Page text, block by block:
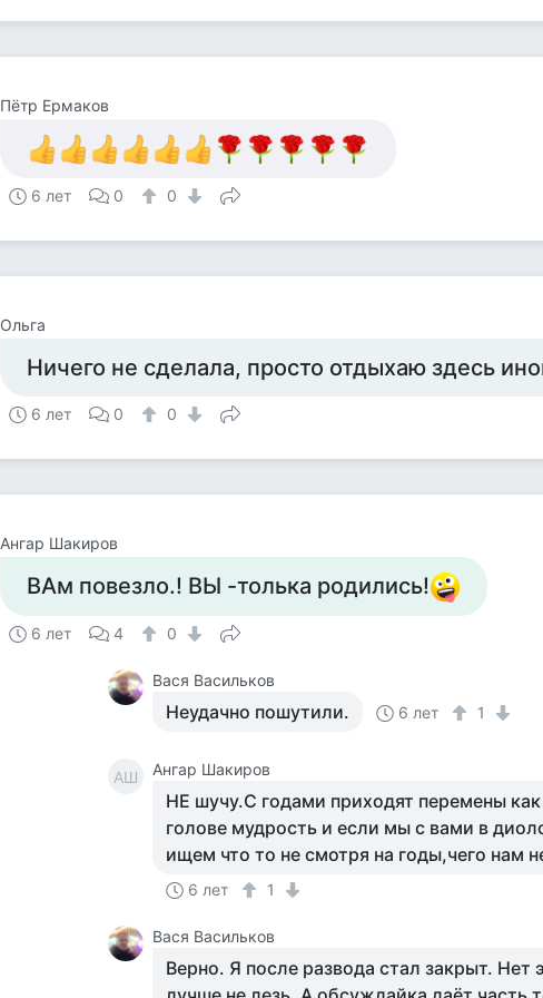
Пётр Ермаков
6 лет 0 0
Ольга
Ничего не сделала, просто отдыхаю здесь
6 лет 0 0
Ангар Шакиров
ВАм повезло.! ВЫ -толька родились!
6 лет 4 0
Вася Васильков
Неудачно пошутили. 6 лет 1
АШ Ангар Шакиров
НЕ шучу.С годами приходят перемены как
голове мудрость и если мы с вами в
ищем что то не смотря на годы,чего нам
6 лет 1
Вася Васильков
Верно. Я после развода стал закрыт. Нет